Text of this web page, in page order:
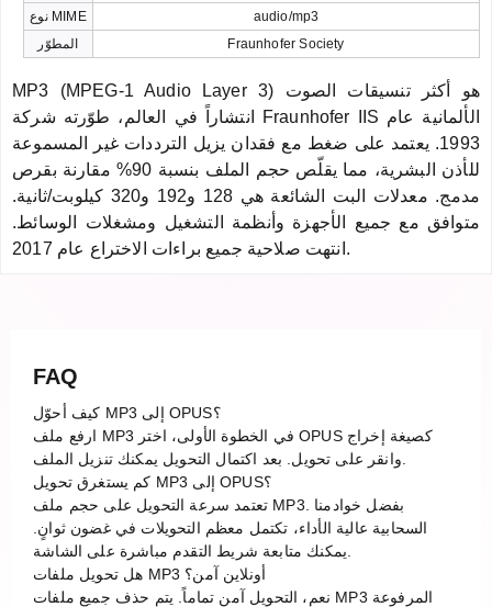
نوع MIME
audio/mp3
المطوّر
Fraunhofer Society
MP3 (MPEG-1 Audio Layer 3) هو أكثر تنسيقات الصوت
انتشاراً في العالم، طوّرته شركة Fraunhofer IIS الألمانية عام
1993. يعتمد على ضغط مع فقدان يزيل الترددات غير المسموعة
للأذن البشرية، مما يقلّص حجم الملف بنسبة 90% مقارنة بقرص
مدمج. معدلات البت الشائعة هي 128 و192 و320 كيلوبت/ثانية.
متوافق مع جميع الأجهزة وأنظمة التشغيل ومشغلات الوسائط.
انتهت صلاحية جميع براءات الاختراع عام 2017.
FAQ
كيف أحوّل MP3 إلى OPUS؟
ارفع ملف MP3 في الخطوة الأولى، اختر OPUS كصيغة إخراج
كم يستغرق تحويل MP3 إلى OPUS؟
تعتمد سرعة التحويل على حجم ملف MP3. بفضل خوادمنا
السحابية عالية الأداء، تكتمل معظم التحويلات في غضون ثوانٍ.
هل تحويل ملفات MP3 أونلاين آمن؟
نعم، التحويل آمن تماماً. يتم حذف جميع ملفات MP3 المرفوعة